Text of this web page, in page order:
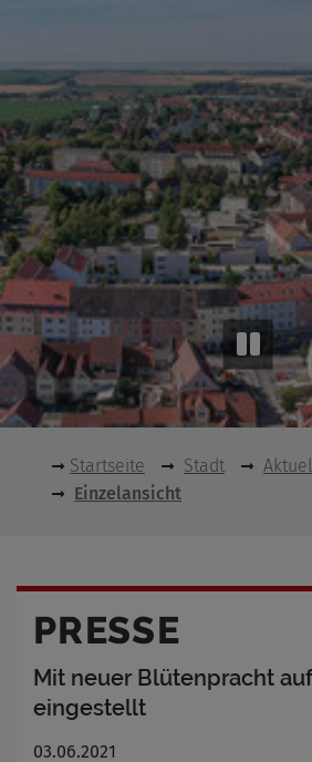
Startseite Stadt
Einzelansicht
PRESSE
Mit neuer Blütenpracht
eingestellt
03.06.2021